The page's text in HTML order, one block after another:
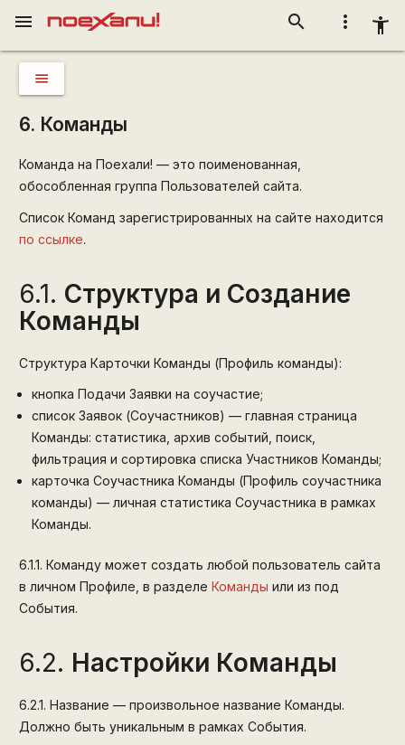
more_vert accessibility_new
search
menu
menu
6. Команды
Команда на Поехали! — это поименованная,
обособленная группа Пользователей сайта.
Список Команд зарегистрированных на сайте находится
по ссылке.
6.1. Структура и Создание
Команды
Структура Карточки Команды (Профиль команды):
кнопка Подачи Заявки на соучастие;
список Заявок (Соучастников) — главная страница
Команды: статистика, архив событий, поиск,
фильтрация и сортировка списка Участников Команды;
карточка Соучастника Команды (Профиль соучастника
команды) — личная статистика Соучастника в рамках
Команды.
6.1.1. Команду может создать любой пользователь сайта
в личном Профиле, в разделе Команды или из под
События.
6.2. Настройки Команды
6.2.1. Название — произвольное название Команды.
Должно быть уникальным в рамках События.